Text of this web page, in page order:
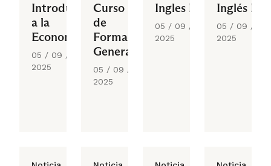
Introducción
a la
Economía
05 / 09 /
2025
Curso
de
Formación
General
05 / 09 /
2025
Ingles III
05 / 09 /
2025
Inglés II
05 / 09 /
2025